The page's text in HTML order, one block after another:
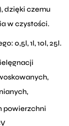
dzięki czemu
w czystości.
0,5l, 1l, 10l, 25l.
powierzchni